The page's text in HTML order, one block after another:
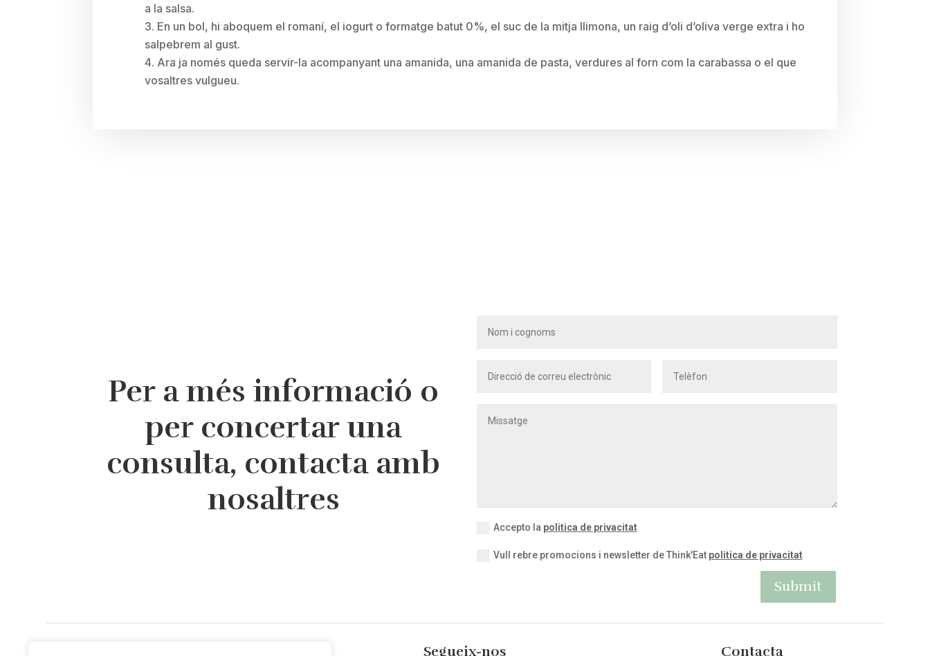
a la salsa.
En un bol, hi aboquem el romaní, el iogurt o formatge batut 0%, el suc de la mitja llimona, un raig d’oli d’oliva verge extra i ho
salpebrem al gust.
Ara ja només queda servir-la acompanyant una amanida, una amanida de pasta, verdures al forn com la carabassa o el que
vosaltres vulgueu.
Per a més informació o
per concertar una
consulta, contacta amb
nosaltres
Accepto la politica de privacitat
Vull rebre promocions i newsletter de Think'Eat politica de privacitat
Submit
Segueix-nos Contacta